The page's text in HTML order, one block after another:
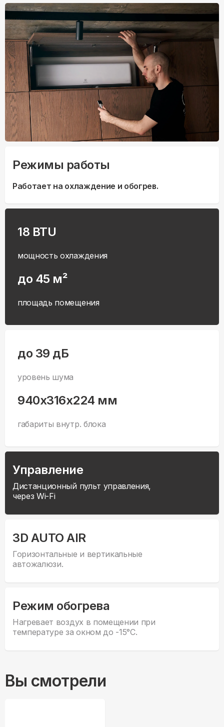
Режимы работы
Работает на охлаждение и обогрев.
18 BTU
мощность охлаждения
до 45 м²
площадь помещения
до 39 дБ
уровень шума
940x316x224 мм
габариты внутр. блока
Управление
Дистанционный пульт управления,
через Wi-Fi
3D AUTO AIR
Горизонтальные и вертикальные
автожалюзи.
Режим обогрева
Нагревает воздух в помещении при
температуре за окном до -15°С.
Вы смотрели